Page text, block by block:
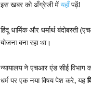
इस खबर को अँग्रेजी मेंयहाँपढ़ें!
हिंदू धार्मिक और धर्मार्थ बंदोबस्ती
योजना बना रहा था।
न्यायालय ने एचआर एंड सीई विभाग
धर्म पर एक नया विषय पेश करे, यह